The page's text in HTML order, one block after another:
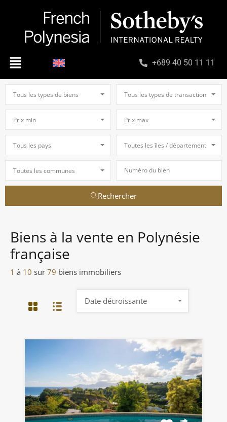
+689 40 50 11 11
Tous les types de biens Tous les types de transaction
Prix min Prix max
Tous les pays Toutes les îles / départements
Toutes les communes
Rechercher
Biens à la vente en Polynésie
française
1 à 10 sur 79 biens immobiliers
Date décroissante